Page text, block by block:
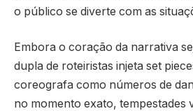
o público se diverte com as
Embora o coração da narrativa
dupla de roteiristas injeta set
coreografa como números de
no momento exato, tempestades